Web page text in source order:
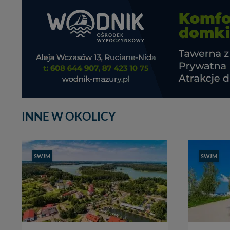
INNE W OKOLICY
SWJM SWJM